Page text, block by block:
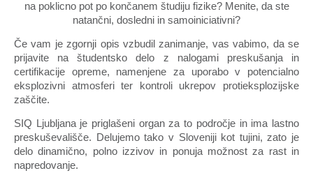
na poklicno pot po končanem študiju fizike? Menite, da ste
natančni, dosledni in samoiniciativni?
Če vam je zgornji opis vzbudil zanimanje, vas vabimo, da se
prijavite na študentsko delo z nalogami preskušanja in
certifikacije opreme, namenjene za uporabo v potencialno
eksplozivni atmosferi ter kontroli ukrepov protieksplozijske
zaščite.
SIQ Ljubljana je priglašeni organ za to področje in ima lastno
preskuševališče. Delujemo tako v Sloveniji kot tujini, zato je
delo dinamično, polno izzivov in ponuja možnost za rast in
napredovanje.